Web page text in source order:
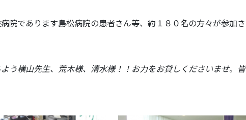
であります島松病院の患者さん等、約１８０名の方々が参加さ
横山先生、荒木様、清水様！！お力をお貸しくださいませ。皆